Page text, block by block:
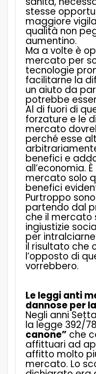
stesse
maggiore
qualità non
aumentino.
Ma a volte è
mercato per
tecnologie
facilitarne la
un aiuto da
potrebbe
Al di fuori di
forzature e le
mercato
perché esse
benefici e
all’economia. È
mercato solo
benefici
Purtroppo
partendo dal
che il mercato
ingiustizie
per
il risultato che
l’opposto di
vorrebbero.
Le leggi anti
dannose per
Negli anni
la legge 392/
canone” che
affittuari ad
affitto molto
mercato. Lo